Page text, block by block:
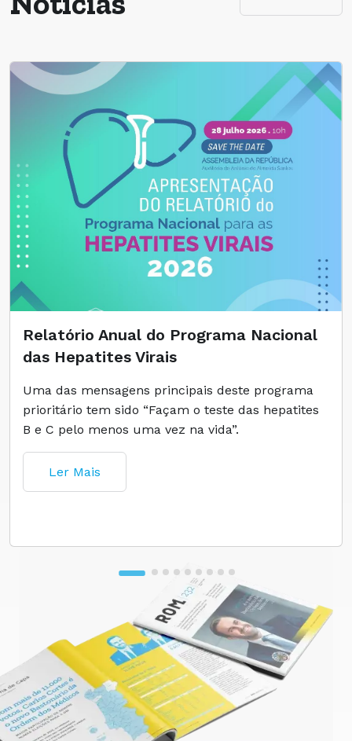
Relatório Anual do Programa Nacional
das Hepatites Virais
Uma das mensagens principais deste programa
prioritário tem sido “Façam o teste das hepatites
B e C pelo menos uma vez na vida”.
Ler Mais